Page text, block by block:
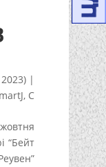
|
, С
“Бейт